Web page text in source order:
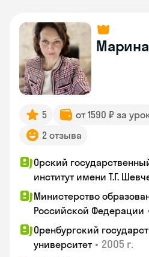
Марина
5 от 1590 ₽ за
2 отзыва
Орский
институт имени Т.Г.
Министерство
Российской Федерации
Оренбургский
университет • 2005 г.